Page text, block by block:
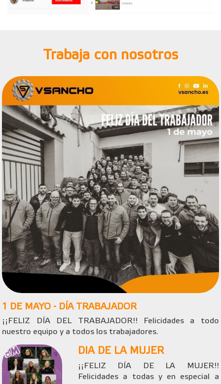
Trabaja con nosotros
1 DE MAYO - DÍA TRABAJADOR
¡¡FELIZ DÍA DEL TRABAJADOR!! Felicidades a todo
nuestro equipo y a todos los trabajadores.
DIA DE LA MUJER
¡¡FELIZ DÍA DE LA MUJER!!
Felicidades a todas y en especial a